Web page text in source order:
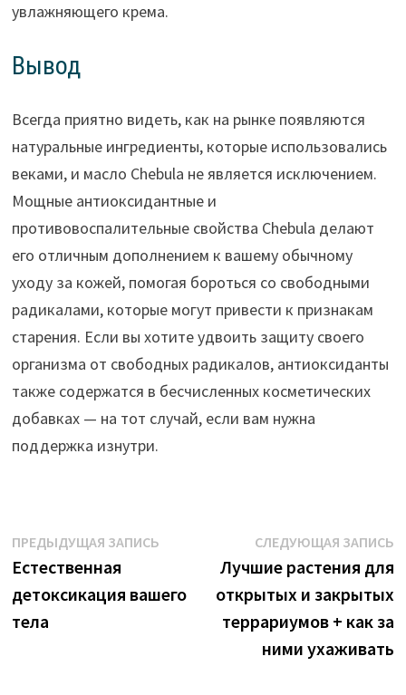
увлажняющего крема.
Вывод
Всегда приятно видеть, как на рынке появляются
натуральные ингредиенты, которые использовались
веками, и масло Chebula не является исключением.
Мощные антиоксидантные и
противовоспалительные свойства Chebula делают
его отличным дополнением к вашему обычному
уходу за кожей, помогая бороться со свободными
радикалами, которые могут привести к признакам
старения. Если вы хотите удвоить защиту своего
организма от свободных радикалов, антиоксиданты
также содержатся в бесчисленных косметических
добавках — на тот случай, если вам нужна
поддержка изнутри.
Навигация
по
записям
ПРЕДЫДУЩАЯ ЗАПИСЬПредыдущая
Естественная
детоксикация вашего
тела
СЛЕДУЮЩАЯ ЗАПИСЬ
Лучшие растения для
открытых и закрытых
террариумов + как за
ними ухаживать